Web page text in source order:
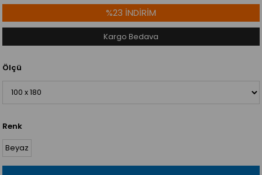
%23 İNDIRIM
Kargo Bedava
Ölçü
Renk
Beyaz